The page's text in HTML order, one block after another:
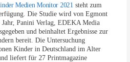
Medien Monitor 2021 steht zum
Die Studie wird von Egmont
Panini Verlag, EDEKA Media
und beinhaltet Ergebnisse zur
bereit. Die Untersuchung
Kinder in Deutschland im Alter
liefert für 27 Printmagazine